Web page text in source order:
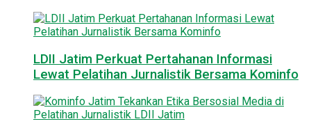
LDII Jatim Perkuat Pertahanan Informasi
Lewat Pelatihan Jurnalistik Bersama Kominfo